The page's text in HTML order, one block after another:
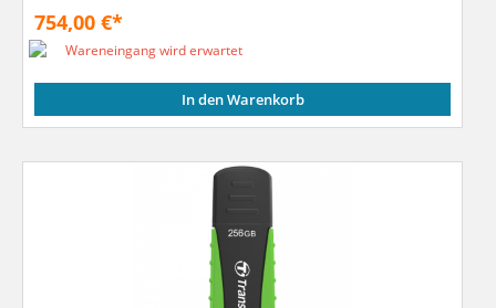
754,00 €*
Wareneingang wird erwartet
In den Warenkorb